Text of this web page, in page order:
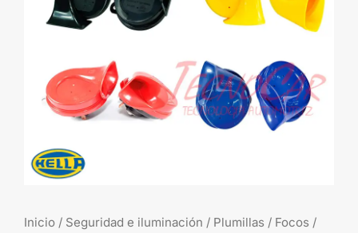
Inicio / Seguridad e iluminación / Plumillas / Focos /
Universal
400Hz
Negra
Roja
Azul
Alta
cantidad